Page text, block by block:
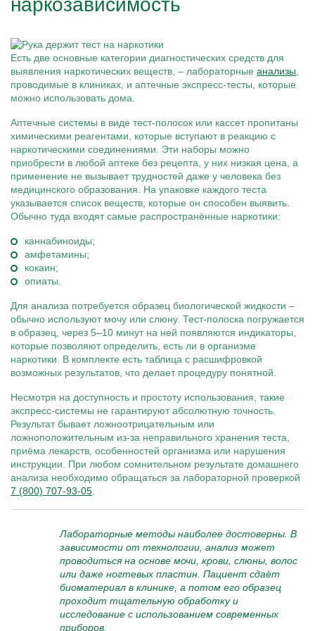
наркозависимость
Есть две основные категории диагностических средств для
выявления наркотических веществ, – лабораторные анализы
проводимые в клиниках, и аптечные экспресс-тесты, которые
можно использовать дома.
Аптечные системы в виде тест-полосок или кассет пропитаны
химическими реагентами, которые вступают в реакцию с
наркотическими соединениями. Эти наборы можно
приобрести в любой аптеке без рецепта, у них низкая цена, а
применение не вызывает трудностей даже у человека без
медицинского образования. На упаковке каждого теста
указывается список веществ, которые он способен выявить.
Обычно туда входят самые распространённые наркотики:
каннабиноиды;
амфетамины;
кокаин;
опиаты.
Для анализа потребуется образец биологической жидкости –
обычно используют мочу или слюну. Тест-полоска погружается
в образец, через 5–10 минут на ней появляются индикаторы,
которые позволяют определить, есть ли в организме
наркотики. В комплекте есть таблица с расшифровкой
возможных результатов, что делает процедуру понятной.
Несмотря на доступность и простоту использования, такие
экспресс-системы не гарантируют абсолютную точность.
Результат бывает ложноотрицательным или
ложноположительным из-за неправильного хранения теста,
приёма лекарств, особенностей организма или нарушения
инструкции. При любом сомнительном результате домашнего
анализа необходимо обращаться за лабораторной проверкой
7 (800) 707-93-05
Лабораторные методы наиболее достоверны. В
зависимости от технологии, анализ может
проводиться на основе мочи, крови, слюны, волос
или даже ногтевых пластин. Пациент сдаёт
биоматериал в клинике, а потом его образец
проходит тщательную обработку и
исследование с использованием современных
приборов.